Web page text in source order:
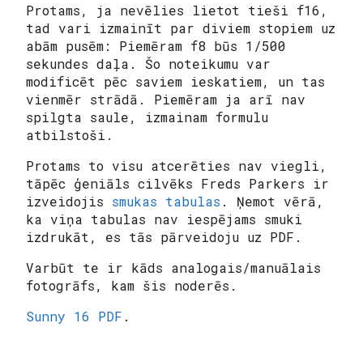
Protams, ja nevēlies lietot tieši f16,
tad vari izmainīt par diviem stopiem uz
abām pusēm: Piemēram f8 būs 1/500
sekundes daļa. Šo noteikumu var
modificēt pēc saviem ieskatiem, un tas
vienmēr strādā. Piemēram ja arī nav
spilgta saule, izmainam formulu
atbilstoši.
Protams to visu atcerēties nav viegli,
tāpēc ģeniāls cilvēks Freds Parkers ir
izveidojis smukas tabulas . Ņemot vērā,
ka viņa tabulas nav iespējams smuki
izdrukāt, es tās pārveidoju uz PDF.
Varbūt te ir kāds analogais/manuālais
fotogrāfs, kam šis noderēs.
Sunny 16 PDF .